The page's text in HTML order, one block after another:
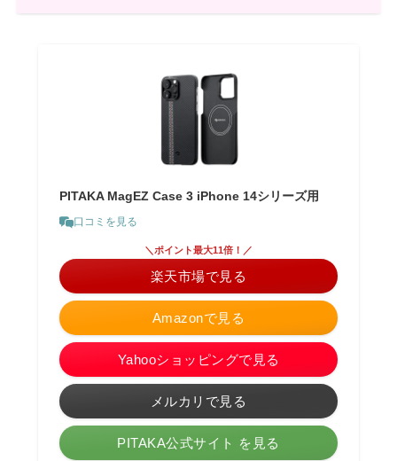
PITAKA MagEZ Case 3 iPhone 14シリーズ用
口コミを見る
Amazonで見る
＼ポイント最大11倍！／
楽天市場で見る
Yahooショッピングで見る
メルカリで見る
PITAKA公式サイト を見る